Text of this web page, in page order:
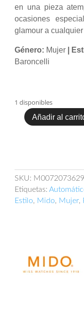
en una pieza
ocasiones
glamour a
Género: Mujer |
Baroncelli
1 disponibles
Reloj
cantidad
Añadir al
SKU:
Etiquetas:
Estilo, Mido, Mujer,